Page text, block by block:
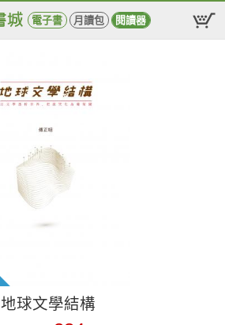
電子書 月讀包 閱讀器
地球文學結構